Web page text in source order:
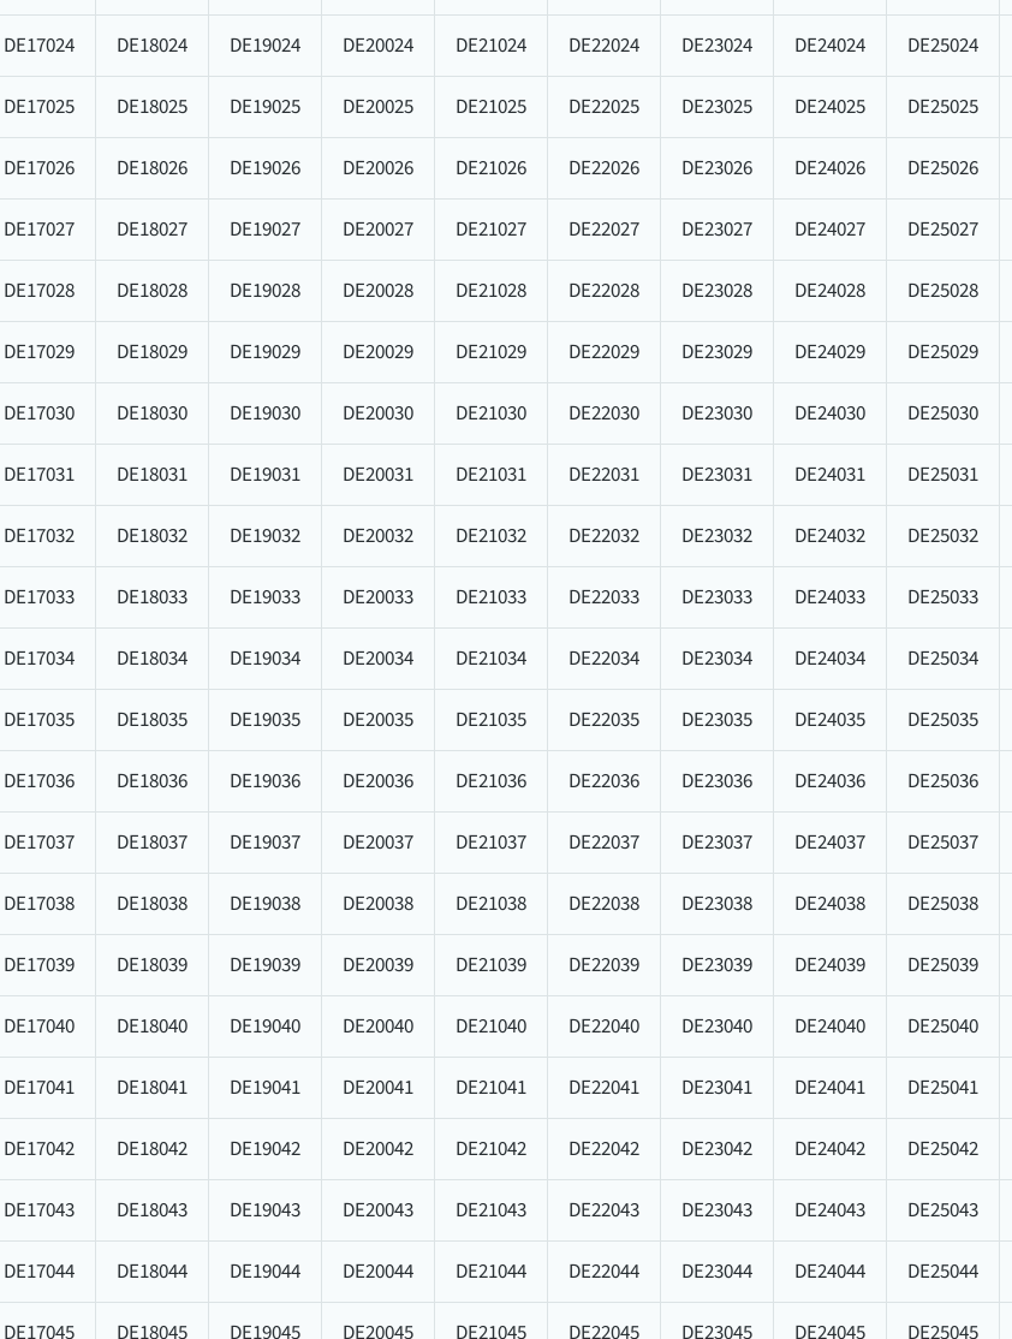
DE17024 DE18024 DE19024 DE20024 DE21024 DE22024 DE23024 DE24024 DE25024
DE17025 DE18025 DE19025 DE20025 DE21025 DE22025 DE23025 DE24025 DE25025
DE17026 DE18026 DE19026 DE20026 DE21026 DE22026 DE23026 DE24026 DE25026
DE17027 DE18027 DE19027 DE20027 DE21027 DE22027 DE23027 DE24027 DE25027
DE17028 DE18028 DE19028 DE20028 DE21028 DE22028 DE23028 DE24028 DE25028
DE17029 DE18029 DE19029 DE20029 DE21029 DE22029 DE23029 DE24029 DE25029
DE17030 DE18030 DE19030 DE20030 DE21030 DE22030 DE23030 DE24030 DE25030
DE17031 DE18031 DE19031 DE20031 DE21031 DE22031 DE23031 DE24031 DE25031
DE17032 DE18032 DE19032 DE20032 DE21032 DE22032 DE23032 DE24032 DE25032
DE17033 DE18033 DE19033 DE20033 DE21033 DE22033 DE23033 DE24033 DE25033
DE17034 DE18034 DE19034 DE20034 DE21034 DE22034 DE23034 DE24034 DE25034
DE17035 DE18035 DE19035 DE20035 DE21035 DE22035 DE23035 DE24035 DE25035
DE17036 DE18036 DE19036 DE20036 DE21036 DE22036 DE23036 DE24036 DE25036
DE17037 DE18037 DE19037 DE20037 DE21037 DE22037 DE23037 DE24037 DE25037
DE17038 DE18038 DE19038 DE20038 DE21038 DE22038 DE23038 DE24038 DE25038
DE17039 DE18039 DE19039 DE20039 DE21039 DE22039 DE23039 DE24039 DE25039
DE17040 DE18040 DE19040 DE20040 DE21040 DE22040 DE23040 DE24040 DE25040
DE17041 DE18041 DE19041 DE20041 DE21041 DE22041 DE23041 DE24041 DE25041
DE17042 DE18042 DE19042 DE20042 DE21042 DE22042 DE23042 DE24042 DE25042
DE17043 DE18043 DE19043 DE20043 DE21043 DE22043 DE23043 DE24043 DE25043
DE17044 DE18044 DE19044 DE20044 DE21044 DE22044 DE23044 DE24044 DE25044
DE17045 DE18045 DE19045 DE20045 DE21045 DE22045 DE23045 DE24045 DE25045